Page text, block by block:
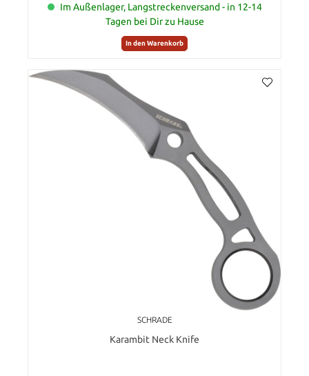
Im Außenlager, Langstreckenversand - in 12-14
Tagen bei Dir zu Hause
In den Warenkorb
SCHRADE
Karambit Neck Knife